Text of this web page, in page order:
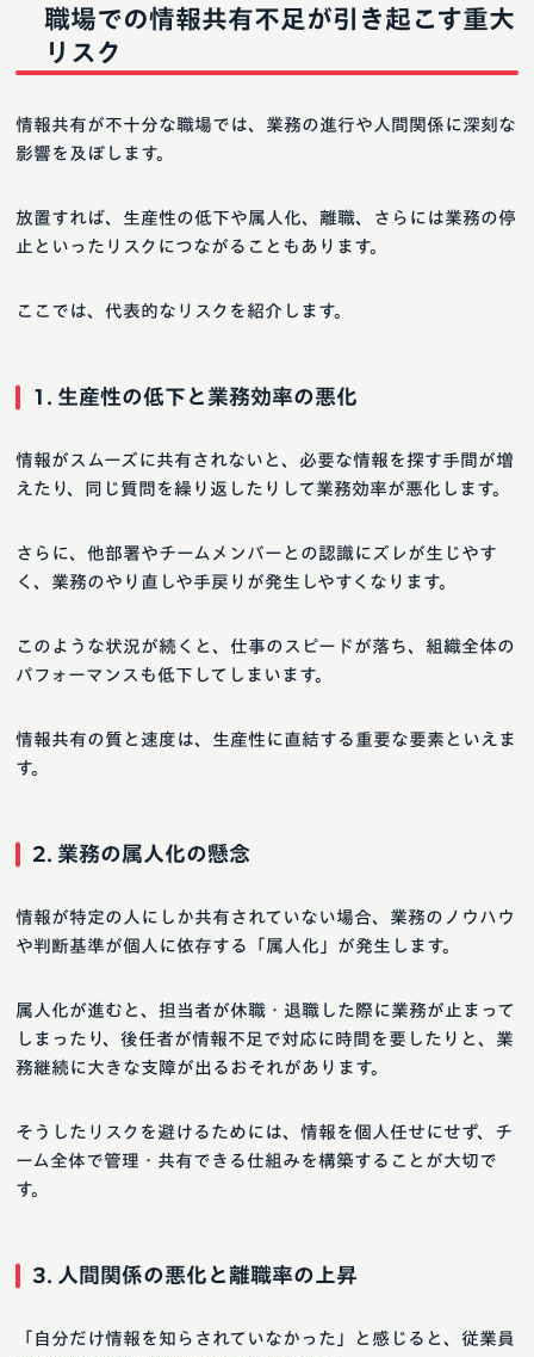
職場での情報共有不足が引き起こす重大
リスク
情報共有が不十分な職場では、業務の進行や人間関係に深刻な
影響を及ぼします。
放置すれば、生産性の低下や属人化、離職、さらには業務の停
止といったリスクにつながることもあります。
ここでは、代表的なリスクを紹介します。
1. 生産性の低下と業務効率の悪化
情報がスムーズに共有されないと、必要な情報を探す手間が増
えたり、同じ質問を繰り返したりして業務効率が悪化します。
さらに、他部署やチームメンバーとの認識にズレが生じやす
く、業務のやり直しや手戻りが発生しやすくなります。
このような状況が続くと、仕事のスピードが落ち、組織全体の
パフォーマンスも低下してしまいます。
情報共有の質と速度は、生産性に直結する重要な要素といえま
す。
2. 業務の属人化の懸念
情報が特定の人にしか共有されていない場合、業務のノウハウ
や判断基準が個人に依存する「属人化」が発生します。
属人化が進むと、担当者が休職・退職した際に業務が止まって
しまったり、後任者が情報不足で対応に時間を要したりと、業
務継続に大きな支障が出るおそれがあります。
そうしたリスクを避けるためには、情報を個人任せにせず、チ
ーム全体で管理・共有できる仕組みを構築することが大切で
す。
3. 人間関係の悪化と離職率の上昇
「自分だけ情報を知らされていなかった」と感じると、従業員